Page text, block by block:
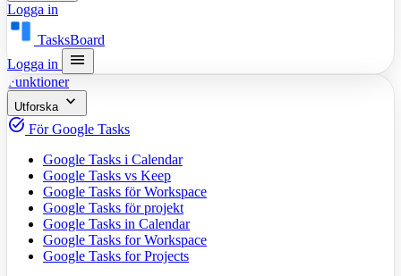
Logga in
TasksBoard
Logga in
menu
Funktioner
Utforska expand_more
task_alt För Google Tasks
Google Tasks i Calendar
Google Tasks vs Keep
Google Tasks för Workspace
Google Tasks för projekt
Google Tasks in Calendar
Google Tasks for Workspace
Google Tasks for Projects